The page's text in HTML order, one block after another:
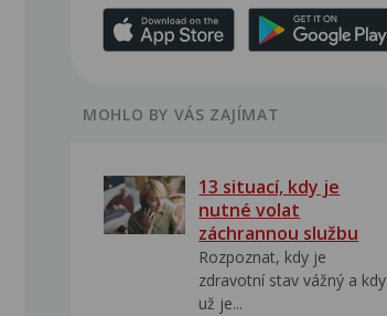
MOHLO BY VÁS ZAJÍMAT
13 situací, kdy je
nutné volat
záchrannou službu
Rozpoznat, kdy je
zdravotní stav vážný a kdy
už je...